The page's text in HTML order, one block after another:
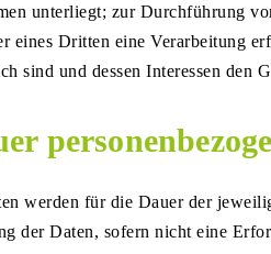
unterliegt; zur Durchführung
eines Dritten eine Verarbeitung
sind und dessen Interessen den
werden für die Dauer der
der Daten, sofern nicht eine